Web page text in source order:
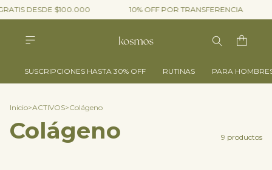
DESDE $100.000 10% OFF POR TRANSFERENCIA
SUSCRIPCIONES HASTA 30% OFF RUTINAS PARA
Inicio>ACTIVOS>Colágeno
Colágeno 9 productos